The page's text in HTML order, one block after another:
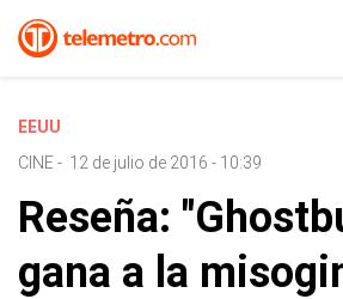
EEUU
CINE- 12 de julio de 2016 - 10:39
Reseña:
gana a la